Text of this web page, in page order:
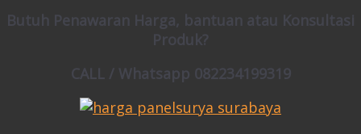
Butuh Penawaran Harga, bantuan atau Konsultasi
Produk?
CALL / Whatsapp 082234199319